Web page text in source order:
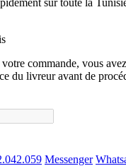
commande, vous
du livreur avant de
Messenger